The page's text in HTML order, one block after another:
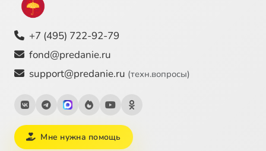
+7 (495) 722-92-79
fond@predanie.ru
support@predanie.ru (техн.вопросы)
Мне нужна помощь